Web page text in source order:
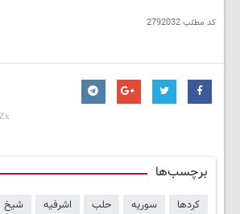
کد مطلب2792032
برچسب‌ها
کردها سوریه حلب اشرفیه
شیخ